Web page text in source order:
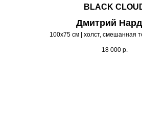
BLACK
Дмитрий
100х75 см | холст, смешанная
18 000 р.